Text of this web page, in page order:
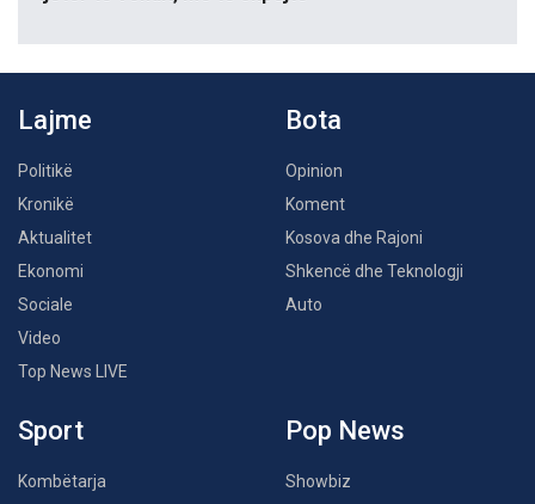
Lajme
Politikë
Kronikë
Aktualitet
Ekonomi
Sociale
Video
Top News LIVE
Bota
Opinion
Koment
Kosova dhe Rajoni
Shkencë dhe Teknologji
Auto
Sport
Kombëtarja
Pop News
Showbiz